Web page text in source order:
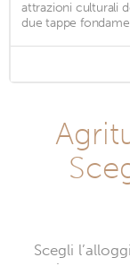
attrazioni culturali
due tappe
Scegli